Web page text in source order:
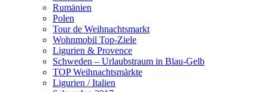
Rumänien
Polen
Tour de Weihnachtsmarkt
Wohnmobil Top-Ziele
Ligurien & Provence
Schweden – Urlaubstraum in Blau-Gelb
TOP Weihnachtsmärkte
Ligurien / Italien